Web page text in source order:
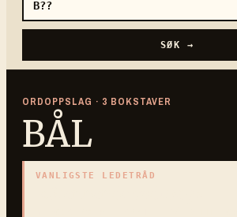
SØK →
ORDOPPSLAG · 3 BOKSTAVER
BÅL
VANLIGSTE LEDETRÅD